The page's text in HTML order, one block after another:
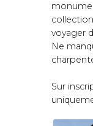
voyager
Ne
Sur